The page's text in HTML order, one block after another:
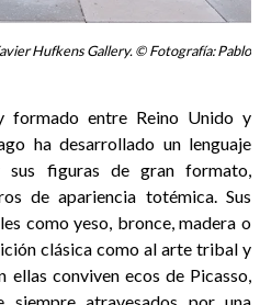
Hufkens Gallery. © Fotografía: Pablo
formado entre Reino Unido y
ha desarrollado un lenguaje
sus figuras de gran formato,
de apariencia totémica. Sus
como yeso, bronce, madera o
clásica como al arte tribal y
ellas conviven ecos de Picasso,